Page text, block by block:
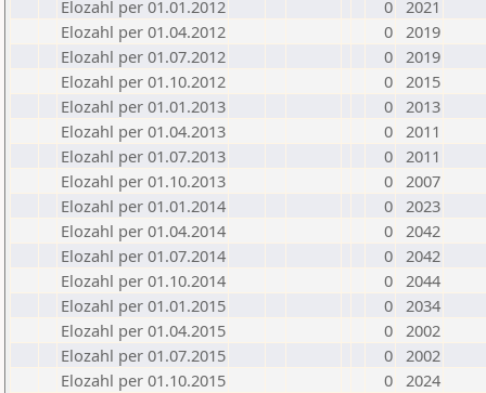
Elozahl per 01.01.2012
0 2021
Elozahl per 01.04.2012
0 2019
Elozahl per 01.07.2012
0 2019
Elozahl per 01.10.2012
0 2015
Elozahl per 01.01.2013
0 2013
Elozahl per 01.04.2013
0 2011
Elozahl per 01.07.2013
0 2011
Elozahl per 01.10.2013
0 2007
Elozahl per 01.01.2014
0 2023
Elozahl per 01.04.2014
0 2042
Elozahl per 01.07.2014
0 2042
Elozahl per 01.10.2014
0 2044
Elozahl per 01.01.2015
0 2034
Elozahl per 01.04.2015
0 2002
Elozahl per 01.07.2015
0 2002
Elozahl per 01.10.2015
0 2024